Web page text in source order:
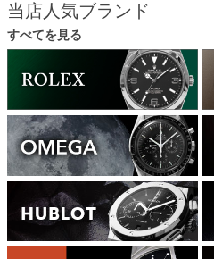
当店人気ブランド
すべてを見る